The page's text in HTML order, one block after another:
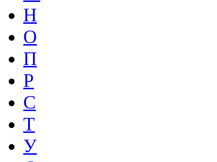
Н
О
П
Р
С
Т
У